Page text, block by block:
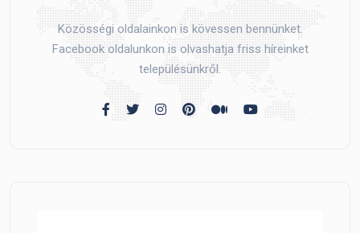
Közösségi oldalainkon is kövessen bennünket.
Facebook oldalunkon is olvashatja friss híreinket
településünkről.